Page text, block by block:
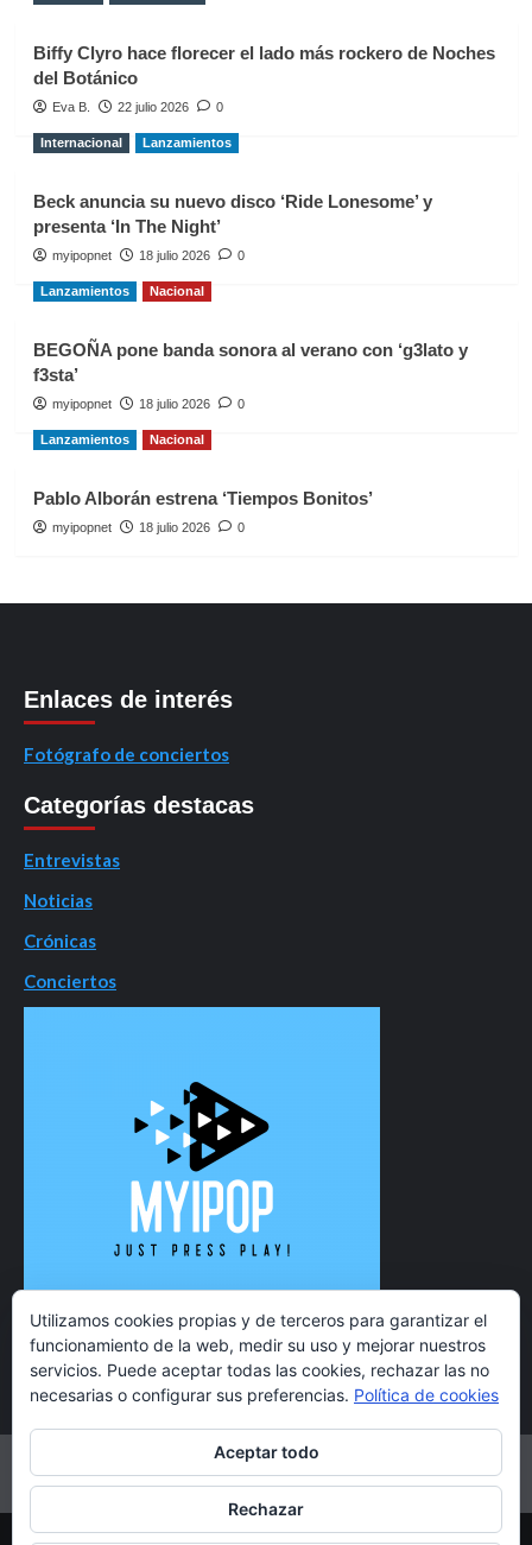
Biffy Clyro hace florecer el lado más rockero de Noches
del Botánico
Eva B. 22 julio 2026 0
Internacional Lanzamientos
Beck anuncia su nuevo disco ‘Ride Lonesome’ y
presenta ‘In The Night’
myipopnet 18 julio 2026 0
Lanzamientos Nacional
BEGOÑA pone banda sonora al verano con ‘g3lato y
f3sta’
myipopnet 18 julio 2026 0
Lanzamientos Nacional
Pablo Alborán estrena ‘Tiempos Bonitos’
myipopnet 18 julio 2026 0
Enlaces de interés
Fotógrafo de conciertos
Categorías destacas
Entrevistas
Noticias
Crónicas
Conciertos
TwitterInstagramFacebookYouTube
Utilizamos cookies propias y de terceros para garantizar el
funcionamiento de la web, medir su uso y mejorar nuestros
servicios. Puede aceptar todas las cookies, rechazar las no
necesarias o configurar sus preferencias. Política de cookies
Aceptar todo
Rechazar